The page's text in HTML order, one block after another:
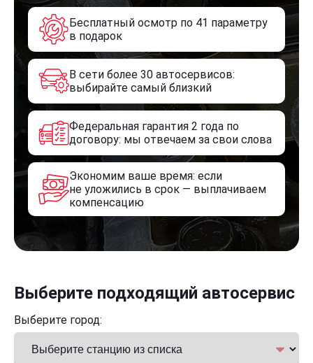
Бесплатный осмотр по 41 параметру
в подарок
В сети более 30 автосервисов:
выбирайте самый близкий
Федеральная гарантия 2 года по
договору: мы отвечаем за свои слова
Экономим ваше время: если
не уложились в срок — выплачиваем
компенсацию
Выберите подходящий автосервис
Выберите город: